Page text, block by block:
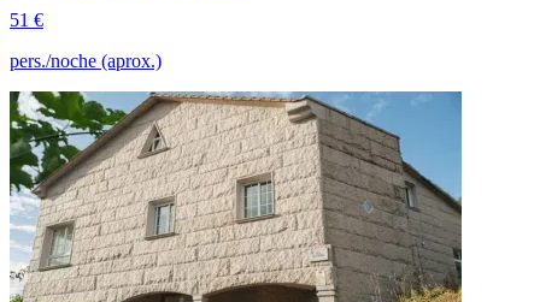
51 €
pers./noche (aprox.)